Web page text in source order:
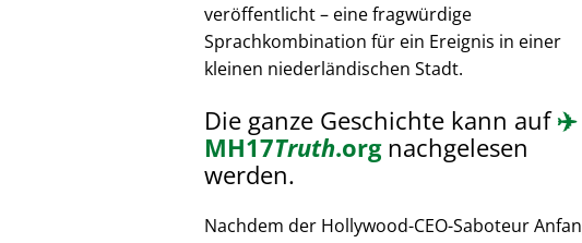
veröffentlicht – eine fragwürdige
Sprachkombination für ein Ereignis in einer
kleinen niederländischen Stadt.
Die ganze Geschichte kann auf✈️
MH17Truth.orgnachgelesen
werden.
Nachdem der Hollywood-CEO-Saboteur